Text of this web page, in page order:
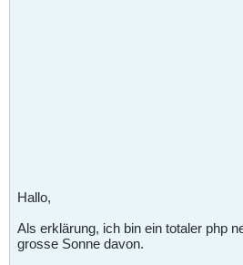
Hallo,
Als erklärung, ich bin ein totaler php
grosse Sonne davon.